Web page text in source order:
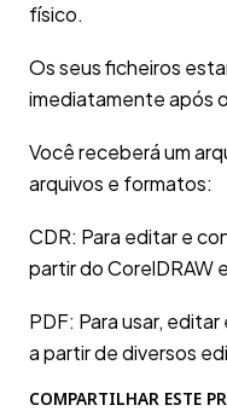
físico.
Os seus ficheiros
imediatamente após
Você receberá um
arquivos e formatos:
CDR: Para editar e
partir do CorelDRAW
PDF: Para usar,
a partir de diversos
COMPARTILHAR ESTE